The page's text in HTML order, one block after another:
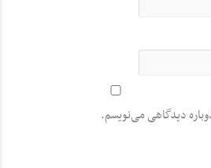
دیدگاهی می‌نویسم.